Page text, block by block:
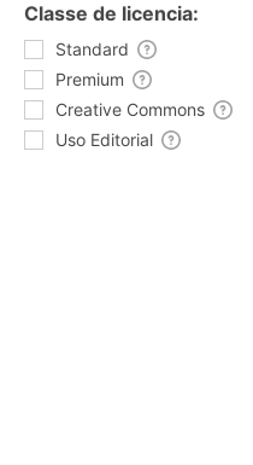
Classe de licencia:
Standard
Premium
Creative Commons
Uso Editorial